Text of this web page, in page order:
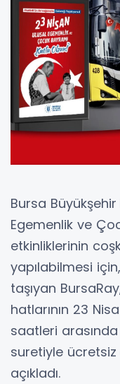
Bursa
Egemenlik ve
etkinliklerinin
yapılabilmesi
taşıyan
hatlarının 23
saatleri
suretiyle
açıkladı.